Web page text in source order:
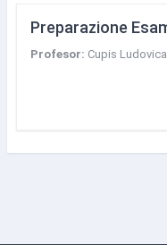
Preparazione
Profesor: Cupis